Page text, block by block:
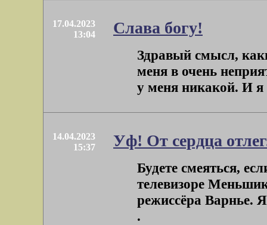
17.04.2023
13:04
Слава богу!
Здравый смысл,
меня в очень
у меня никакой. И
14.04.2023
15:37
Уф! От сердца
Будете смеяться,
телевизоре
режиссёра Варнье.
.